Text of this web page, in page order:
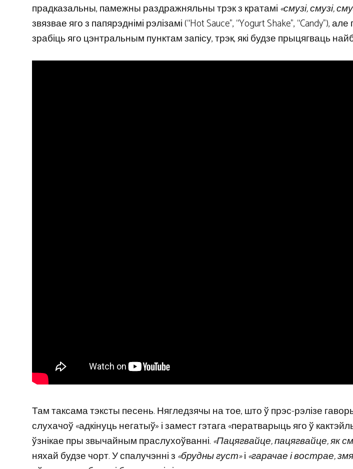
прадказальны, памежны раздражняльны трэк з кратамі«смузі, смузі,
звязвае яго з папярэднімі рэлізамі (“Hot Sauce”, “Yogurt Shake”, “Candy”),
зрабіць яго цэнтральным пунктам запісу, трэк, які будзе прыцягваць
Там таксама тэксты песень. Нягледзячы на ​​тое, што ў прэс-рэлізе
слухачоў «адкінуць негатыў» і замест гэтага «ператварыць яго ў
ўзнікае пры звычайным праслухоўванні.«Пацягвайце, пацягвайце, як
няхай будзе чорт. У спалучэнні з«брудны густ»і«гарачае і вострае,